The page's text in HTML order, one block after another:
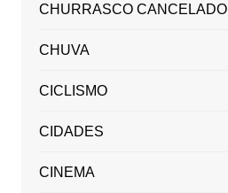
CHURRASCO CANCELADO
CHUVA
CICLISMO
CIDADES
CINEMA